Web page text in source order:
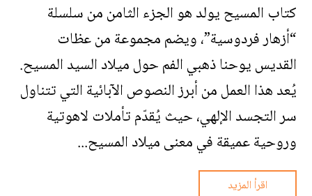
كتاب المسيح يولد هو الجزء الثامن من سلسلة
“أزهار فردوسية”، ويضم مجموعة من عظات
القديس يوحنا ذهبي الفم حول ميلاد السيد المسيح.
يُعد هذا العمل من أبرز النصوص الآبائية التي تتناول
سر التجسد الإلهي، حيث يُقدّم تأملات لاهوتية
وروحية عميقة في معنى ميلاد المسيح...
اقرأ المزيد